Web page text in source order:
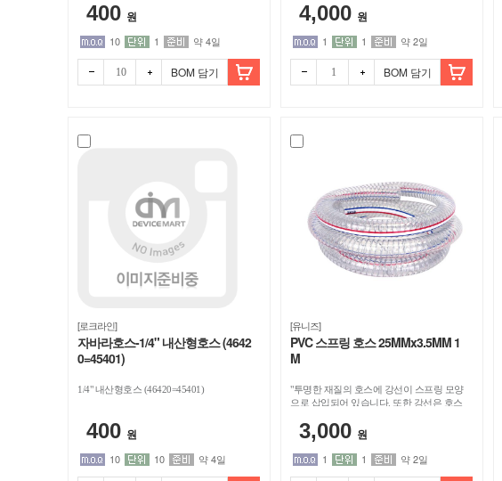
빼기 더하 빼기 더하
400 원
10 1 약 4일
BOM 담기
에 50M 제품입니다.
4,000 원
1 1 약 2일
BOM 담기
[로크라인]
자바라호스-1/4" 내산형호스 (4642
0=45401)
1/4" 내산형호스 (46420=45401)
400 원
10 10 약 4일
[유니즈]
PVC 스프링 호스 25MMx3.5MM 1
M
"투명한 재질의 호스에 강선이 스프링 모양
으로 삽입되어 있습니다. 또한 강선은 호스
에 50M 제품입니다."
3,000 원
1 1 약 2일